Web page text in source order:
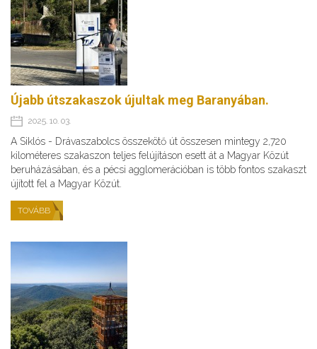
Újabb útszakaszok újultak meg Baranyában.
2025. 10. 03.
A Siklós - Drávaszabolcs összekötő út összesen mintegy 2,720
kilométeres szakaszon teljes felújításon esett át a Magyar Közút
beruházásában, és a pécsi agglomerációban is több fontos szakaszt
újított fel a Magyar Közút.
TOVÁBB